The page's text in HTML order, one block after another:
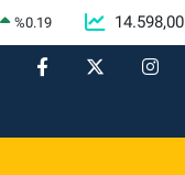
%0.19 14.598,00